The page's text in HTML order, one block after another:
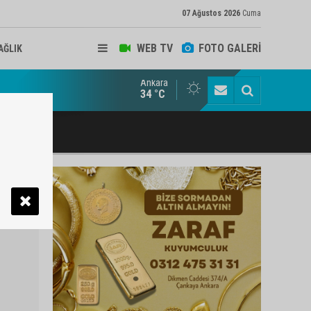
07 Ağustos 2026 Cuma
WEB TV FOTO GALERİ
ve Arabulucu Rüstem Yiğit Ahizer'e ziyaretçi akını
Ankara
34 °C